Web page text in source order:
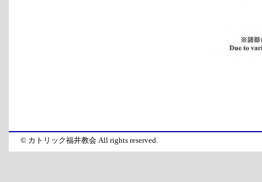
© カトリック福井教会 All rights reserved.